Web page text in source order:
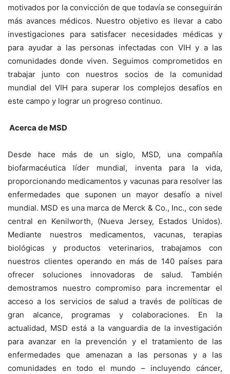
motivados por la convicción de que todavía se conseguirán
más avances médicos. Nuestro objetivo es llevar a cabo
investigaciones para satisfacer necesidades médicas y
para ayudar a las personas infectadas con VIH y a las
comunidades donde viven. Seguimos comprometidos en
trabajar junto con nuestros socios de la comunidad
mundial del VIH para superar los complejos desafíos en
este campo y lograr un progreso continuo.
Acerca de MSD
Desde hace más de un siglo, MSD, una compañía
biofarmacéutica líder mundial, inventa para la vida,
proporcionando medicamentos y vacunas para resolver las
enfermedades que suponen un mayor desafío a nivel
mundial. MSD es una marca de Merck & Co., Inc., con sede
central en Kenilworth, (Nueva Jersey, Estados Unidos).
Mediante nuestros medicamentos, vacunas, terapias
biológicas y productos veterinarios, trabajamos con
nuestros clientes operando en más de 140 países para
ofrecer soluciones innovadoras de salud. También
demostramos nuestro compromiso para incrementar el
acceso a los servicios de salud a través de políticas de
gran alcance, programas y colaboraciones. En la
actualidad, MSD está a la vanguardia de la investigación
para avanzar en la prevención y el tratamiento de las
enfermedades que amenazan a las personas y a las
comunidades en todo el mundo – incluyendo cáncer,